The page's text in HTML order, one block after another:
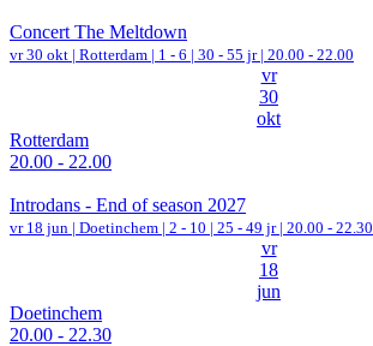
Concert The Meltdown
vr 30 okt | Rotterdam | 1 - 6 | 30 - 55 jr | 20.00 - 22.00
vr
30
okt
Rotterdam
20.00 - 22.00
Introdans - End of season 2027
vr 18 jun | Doetinchem | 2 - 10 | 25 - 49 jr | 20.00 - 22.30
vr
18
jun
Doetinchem
20.00 - 22.30